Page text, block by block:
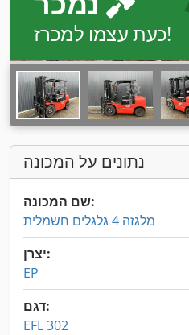
כעת עצמו למכרז!
נתונים על המכונה
שם המכונה:
מלגזה 4 גלגלים חשמלית
יצרן:
EP
דגם:
EFL 302